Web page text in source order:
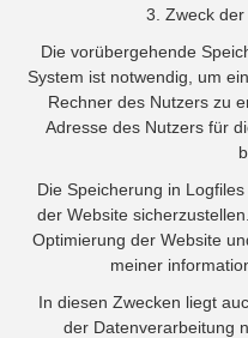
3. Zweck
Die vorübergehende
System ist notwendig, um
Rechner des Nutzers zu
Adresse des Nutzers für
Die Speicherung in
der Website
Optimierung der Website
meiner
In diesen Zwecken liegt
der Datenverarbeitung